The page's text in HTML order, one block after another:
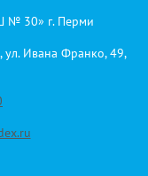
№ 30» г. Перми
ул. Ивана Франко, 49,